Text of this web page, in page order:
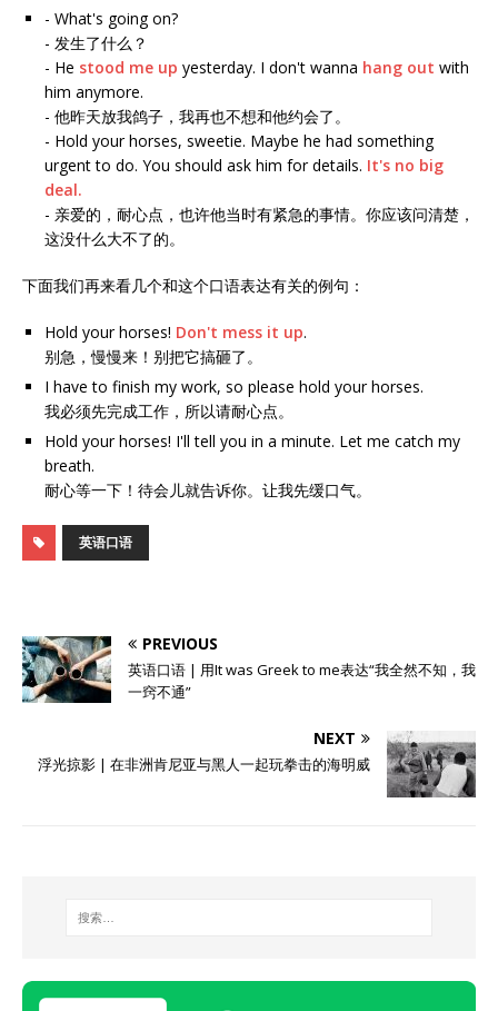
- What's going on?
- 发生了什么？
- He stood me up yesterday. I don't wanna hang out with
him anymore.
- 他昨天放我鸽子，我再也不想和他约会了。
- Hold your horses, sweetie. Maybe he had something
urgent to do. You should ask him for details. It's no big
deal.
- 亲爱的，耐心点，也许他当时有紧急的事情。你应该问清楚，
这没什么大不了的。
下面我们再来看几个和这个口语表达有关的例句：
Hold your horses! Don't mess it up.
别急，慢慢来！别把它搞砸了。
I have to finish my work, so please hold your horses.
我必须先完成工作，所以请耐心点。
Hold your horses! I'll tell you in a minute. Let me catch my
breath.
耐心等一下！待会儿就告诉你。让我先缓口气。
英语口语
PREVIOUS
英语口语 | 用It was Greek to me表达“我全然不知，我
一窍不通”
NEXT
浮光掠影 | 在非洲肯尼亚与黑人一起玩拳击的海明威